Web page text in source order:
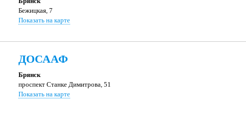
Бежицкая, 7
Показать на карте
ДОСААФ
Брянск
проспект Станке Димитрова, 51
Показать на карте